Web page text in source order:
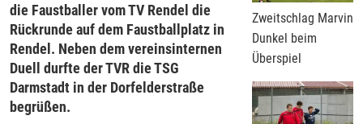
die Faustballer vom TV Rendel die
Rückrunde auf dem Faustballplatz in
Rendel. Neben dem vereinsinternen
Duell durfte der TVR die TSG
Darmstadt in der Dorfelderstraße
begrüßen.
Zweitschlag Marvin
Dunkel beim
Überspiel